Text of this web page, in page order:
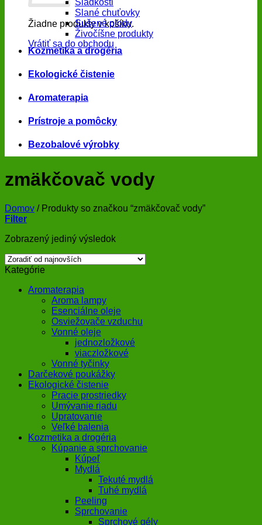
Žiadne produkty v košíku.
Vrátiť sa do obchodu
Sladkosti
Slané chuťovky
Sušené plody
Živočíšne produkty
Kozmetika a drogéria
Ekologické čistenie
Aromaterapia
Prístroje a pomôcky
Bezobalové výrobky
zmäkčovač vody
Domov /Produkty so značkou “zmäkčovač vody”
Filter
Zobrazený jediný výsledok
Kategórie
Aromaterapia
Aroma lampy
Esenciálne oleje
Osviežovače vzduchu
Vonné oleje
jednozložkové
viaczložkové
Vonné tyčinky
Darčekové poukážky
Ekologické čistenie
Pracie prostriedky
Umývanie riadu
Upratovanie
Veľké balenia
Kozmetika a drogéria
Kúpanie a sprchovanie
Kúpeľ
Mydlá
Tekuté mydlá
Tuhé mydlá
Peeling
Sprchovanie
Sprchové gély